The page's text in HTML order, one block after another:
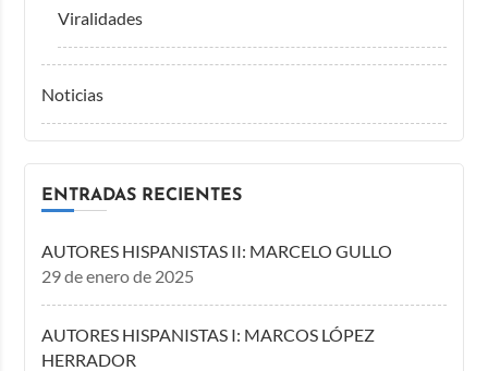
Viralidades
Noticias
ENTRADAS RECIENTES
AUTORES HISPANISTAS II: MARCELO GULLO
29 de enero de 2025
AUTORES HISPANISTAS I: MARCOS LÓPEZ
HERRADOR